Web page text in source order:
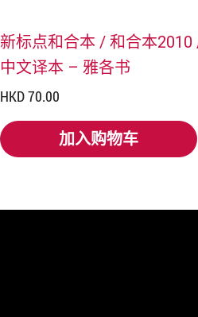
新标点和合本 / 和合本2010
中文译本 – 雅各书
HKD 70.00
加入购物车
加入购物车